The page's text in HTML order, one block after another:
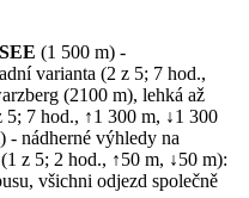
(1 500 m) -
varianta (2 z 5; 7 hod.,
(2100 m), lehká až
5; 7 hod., ↑1 300 m, ↓1 300
nádherné výhledy na
z 5; 2 hod., ↑50 m, ↓50 m):
všichni odjezd společně